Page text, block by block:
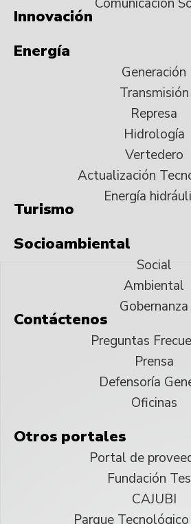
Innovación
Energía
Generación
Transmisión
Represa
Hidrología
Vertedero
Actualización
Energía
Turismo
Socioambiental
Social
Ambiental
Gobernanza
Contáctenos
Preguntas
Prensa
Defensoría
Oficinas
Otros portales
Portal de
Fundación
CAJUBI
Parque